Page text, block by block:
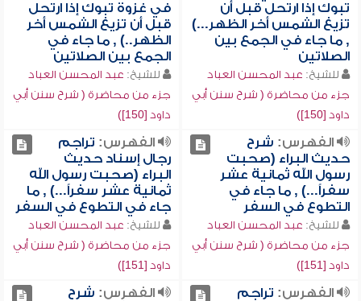
تبوك إذا ارتحل قبل أن
تزيغ الشمس أخر الظهر...)
, ما جاء في الجمع بين
الصلاتين
للشيخ: عبد المحسن العباد
جزء من محاضرة ( شرح سنن أبي
داود [150])
في غزوة تبوك إذا ارتحل
قبل أن تزيغ الشمس أخر
الظهر..) , ما جاء في
الجمع بين الصلاتين
للشيخ: عبد المحسن العباد
جزء من محاضرة ( شرح سنن أبي
داود [150])
الفهرس: شرح
حديث البراء (صحبت
رسول الله ثمانية عشر
سفراً...) , ما جاء في
التطوع في السفر
للشيخ: عبد المحسن العباد
جزء من محاضرة ( شرح سنن أبي
داود [151])
الفهرس: تراجم
رجال إسناد حديث
البراء (صحبت رسول الله
ثمانية عشر سفراً...) , ما
جاء في التطوع في السفر
للشيخ: عبد المحسن العباد
جزء من محاضرة ( شرح سنن أبي
داود [151])
الفهرس: تراجم
الفهرس: شرح